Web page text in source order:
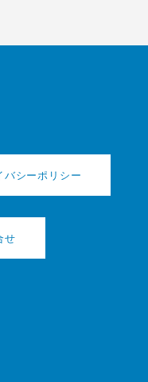
バシーポリシー
せ